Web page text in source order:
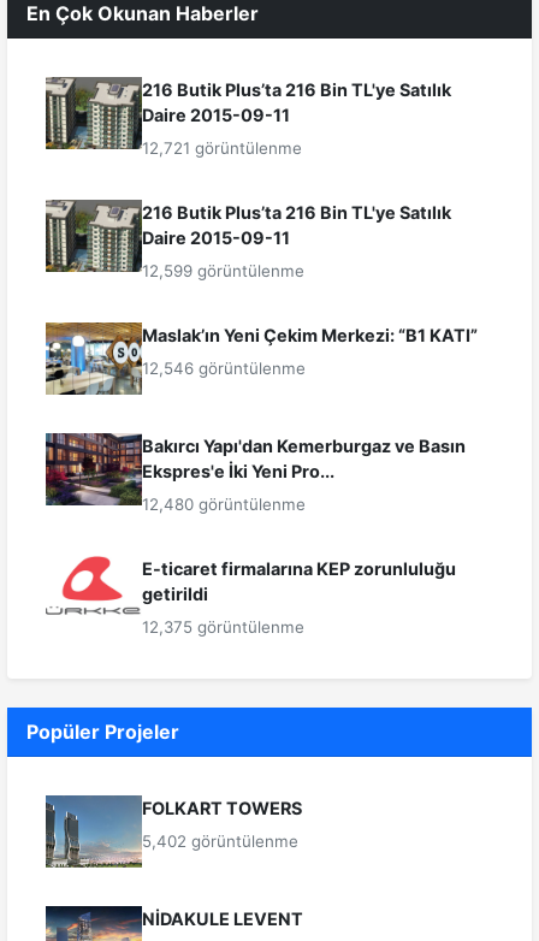
En Çok Okunan Haberler
216 Butik Plus’ta 216 Bin TL'ye Satılık
Daire 2015-09-11
12,721 görüntülenme
216 Butik Plus’ta 216 Bin TL'ye Satılık
Daire 2015-09-11
12,599 görüntülenme
Maslak’ın Yeni Çekim Merkezi: “B1 KATI”
12,546 görüntülenme
Bakırcı Yapı'dan Kemerburgaz ve Basın
Ekspres'e İki Yeni Pro...
12,480 görüntülenme
E-ticaret firmalarına KEP zorunluluğu
getirildi
12,375 görüntülenme
Popüler Projeler
FOLKART TOWERS
5,402 görüntülenme
NİDAKULE LEVENT